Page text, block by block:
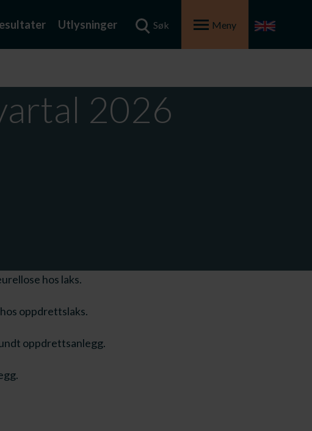
Utlysninger Søk Meny
2026
hos laks.
oppdrettslaks.
oppdrettsanlegg.